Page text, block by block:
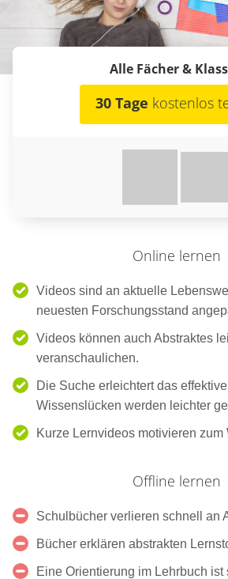
Alle Fächer &
30 Tage kostenlos
Online lernen
Videos sind an aktuelle
neuesten Forschungsstand
Videos können auch Abstraktes
veranschaulichen.
Die Suche erleichtert das
Wissenslücken werden leichter
Kurze Lernvideos motivieren zum
Offline lernen
Schulbücher verlieren schnell an
Bücher erklären abstrakten
Eine Orientierung im Lehrbuch